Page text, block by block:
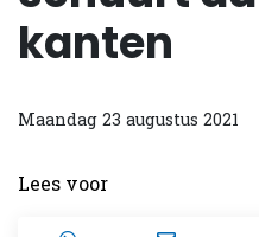
kanten
Maandag 23 augustus 2021
Lees voor